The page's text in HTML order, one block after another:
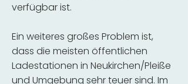
verfügbar ist.
Ein weiteres großes Problem ist,
dass die meisten öffentlichen
Ladestationen in Neukirchen/Pleiße
und Umgebung sehr teuer sind. Im